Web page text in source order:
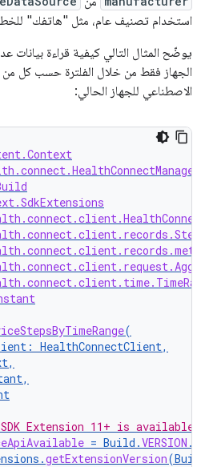
استخدام تصنيف عام، مثل "هاتفك"
يوضّح المثال التالي كيفية قراءة بيانات
الجهاز فقط من خلال الفلترة حسب كل من
الاصطناعي للجهاز الحالي:
(
: HealthConnectClient,
,
,
Extension 11+ is available
= Build .VERSION .
.getExtensionVersion(